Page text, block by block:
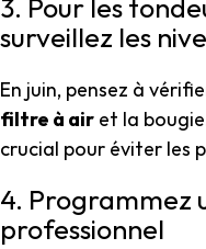
3. Pour les
surveillez les
En juin, pensez à
filtre à air et la
crucial pour éviter les
4. Programmez
professionnel